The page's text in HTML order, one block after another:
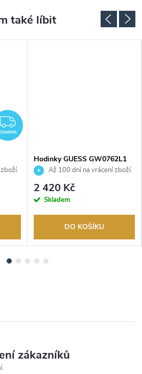
ZDARMA
Hodinky GUESS GW0762L1
Až 100 dní na vrácení zboží.
Autorizovaný prodejce.
2 420 Kč
Skladem
DO KOŠÍKU
zákazníků